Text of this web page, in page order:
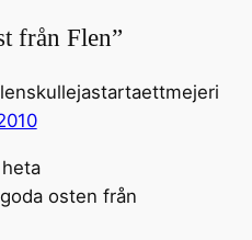
från Flen”
osten från